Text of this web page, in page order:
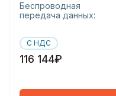
Беспроводная
передача данных:
С НДС
116 144₽